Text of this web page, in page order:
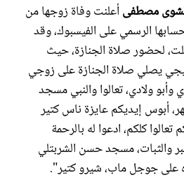
مصطفىأعلنت وفاة زوجها من
الرسمي على الفيسبوك، وقد
لحضور صلاة الجنازة، حيث
يصلي صلاة الجنازة على زوجي
ولادي، تعالوا والنبي مسجد
أبوس إيديكم عايزة ناس كتير
كلكم، ادعوا له بالرحمة
والثبات، مسجد حسن الشربتلي
على جوجل ماب، شيرو كتير".